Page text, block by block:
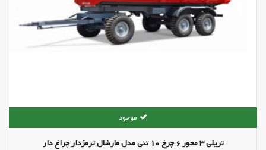
تریلی 3 محور 6 چرخ 10 تنی مدل مارشال ترمزدار چراغ دار